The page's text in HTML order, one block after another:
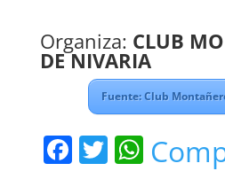
Organiza: CLUB
DE NIVARIA
Fuente: Club
F T W